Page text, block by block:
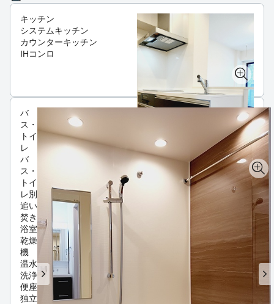
キッチン
システムキッチン
カウンターキッチン
IHコンロ
バ
ス・
トイ
レ
バ
ス・
トイ
レ別
追い
焚き
浴室
乾燥
機
温水
洗浄
便座
独立